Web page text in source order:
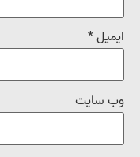
ایمیل*
وب‌ سایت